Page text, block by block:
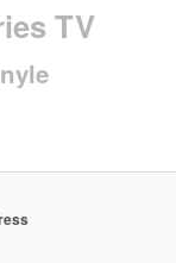
TV